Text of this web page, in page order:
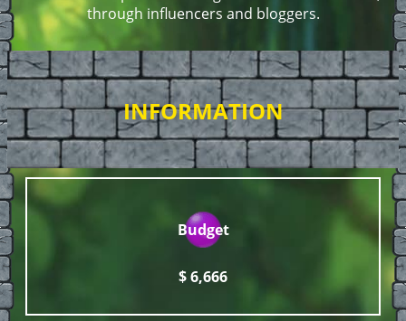
through influencers and bloggers.
INFORMATION
Budget
$ 6,666